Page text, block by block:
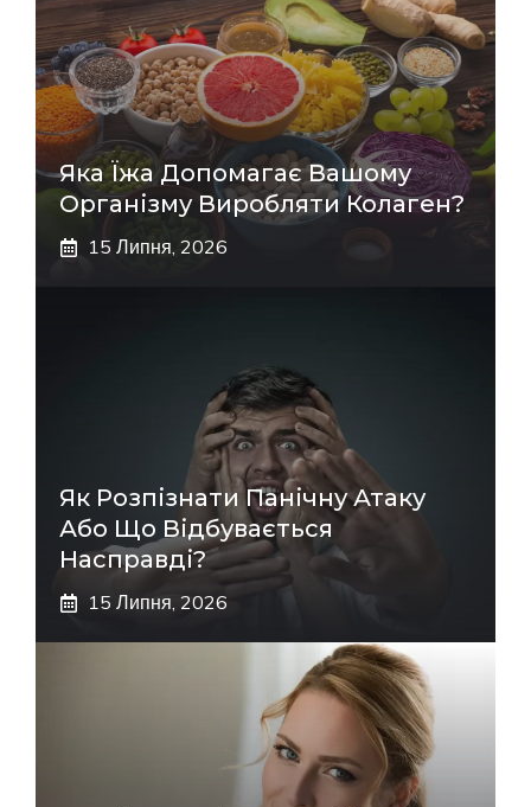
Яка Їжа Допомагає Вашому
Організму Виробляти Колаген?
15 Липня, 2026
Як Розпізнати Панічну Атаку
Або Що Відбувається
Насправді?
15 Липня, 2026